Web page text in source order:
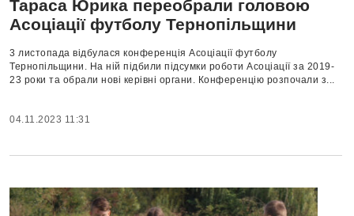
Тараса Юрика переобрали головою
Асоціації футболу Тернопільщини
3 листопада відбулася конференція Асоціації футболу
Тернопільщини. На ній підбили підсумки роботи Асоціації за 2019-
23 роки та обрали нові керівні органи. Конференцію розпочали з...
04.11.2023 11:31